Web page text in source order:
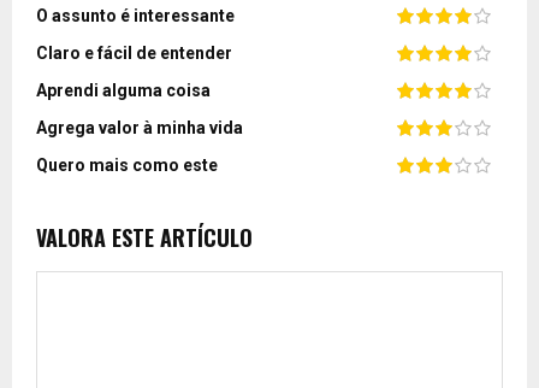
O assunto é interessante
Claro e fácil de entender
Aprendi alguma coisa
Agrega valor à minha vida
Quero mais como este
VALORA ESTE ARTÍCULO